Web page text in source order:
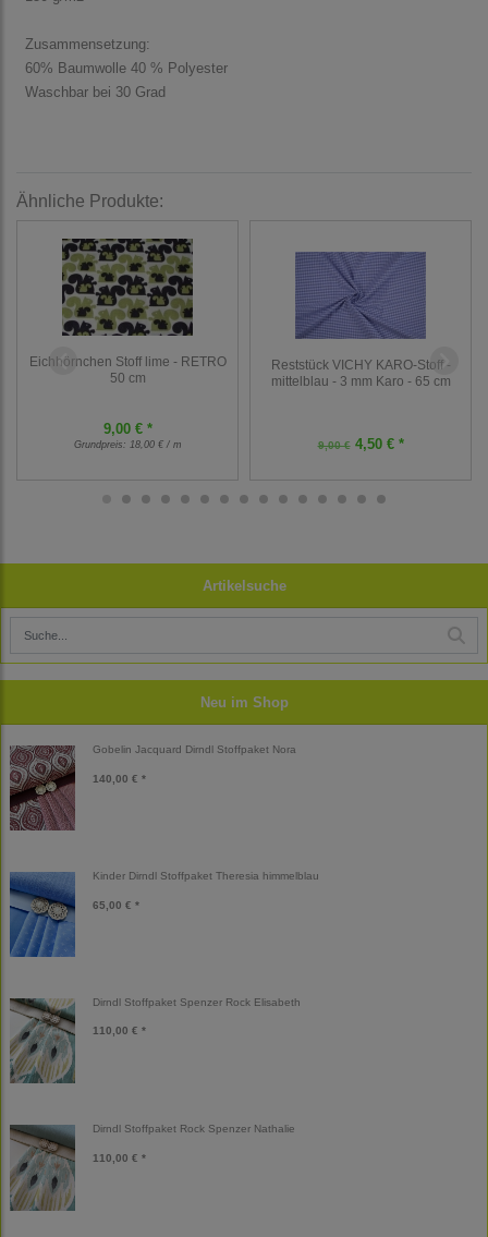
Artikelsuche
Neu im Shop
Gobelin Jacquard Dirndl Stoffpaket Nora
140,00 € *
Kinder Dirndl Stoffpaket Theresia himmelblau
65,00 € *
Dirndl Stoffpaket Spenzer Rock Elisabeth
110,00 € *
Dirndl Stoffpaket Rock Spenzer Nathalie
110,00 € *
Zusammensetzung:
60% Baumwolle 40 % Polyester
Waschbar bei 30 Grad
Ähnliche Produkte:
Eichhörnchen Stoff lime - RETRO
50 cm
9,00 € *
Grundpreis: 18,00 € / m
Reststück VICHY KARO-Stoff -
mittelblau - 3 mm Karo - 65 cm
9,00 €4,50 € *